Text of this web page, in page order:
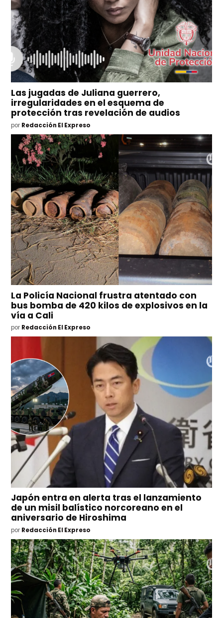
Las jugadas de Juliana guerrero,
irregularidades en el esquema de
protección tras revelación de audios
por Redacción El Expreso
La Policía Nacional frustra atentado con
bus bomba de 420 kilos de explosivos en la
vía a Cali
por Redacción El Expreso
Japón entra en alerta tras el lanzamiento
de un misil balístico norcoreano en el
aniversario de Hiroshima
por Redacción El Expreso